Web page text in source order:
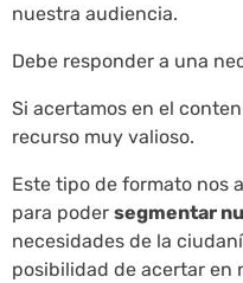
nuestra audiencia.
Debe responder a una
Si acertamos en el
recurso muy valioso.
Este tipo de formato nos
para poder segmentar
necesidades de la
posibilidad de acertar en